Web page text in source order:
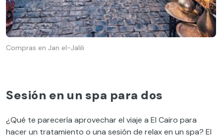
Compras en Jan el-Jalili
Sesión en un spa para dos
¿Qué te parecería aprovechar el viaje a El Cairo para
hacer un tratamiento o una sesión de relax en un spa? El